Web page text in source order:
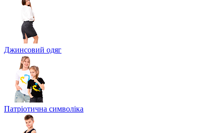
Джинсовий одяг
Патріотична символіка